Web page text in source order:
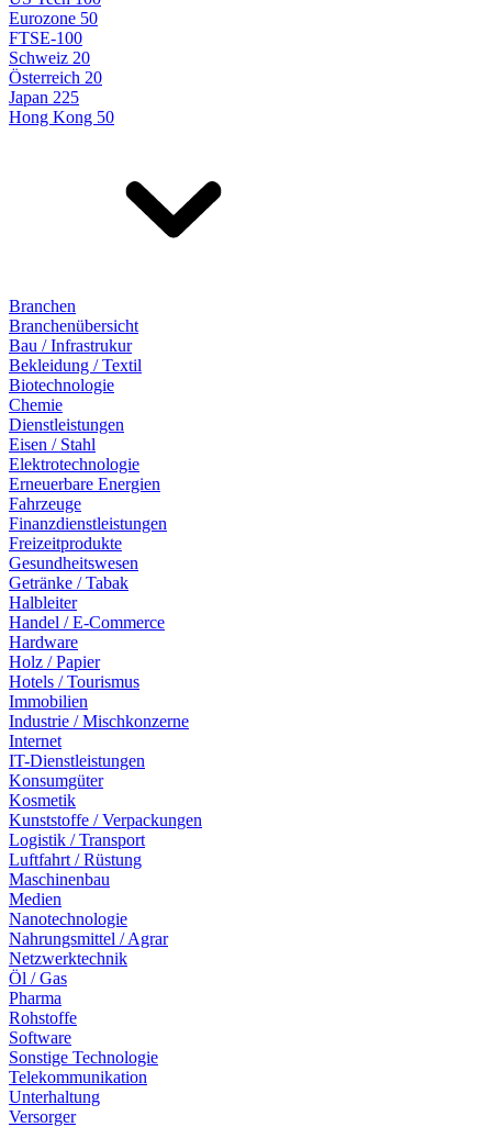
Eurozone 50
FTSE-100
Schweiz 20
Österreich 20
Japan 225
Hong Kong 50
Branchen
Branchenübersicht
Bau / Infrastrukur
Bekleidung / Textil
Biotechnologie
Chemie
Dienstleistungen
Eisen / Stahl
Elektrotechnologie
Erneuerbare Energien
Fahrzeuge
Finanzdienstleistungen
Freizeitprodukte
Gesundheitswesen
Getränke / Tabak
Halbleiter
Handel / E-Commerce
Hardware
Holz / Papier
Hotels / Tourismus
Immobilien
Industrie / Mischkonzerne
Internet
IT-Dienstleistungen
Konsumgüter
Kosmetik
Kunststoffe / Verpackungen
Logistik / Transport
Luftfahrt / Rüstung
Maschinenbau
Medien
Nanotechnologie
Nahrungsmittel / Agrar
Netzwerktechnik
Öl / Gas
Pharma
Rohstoffe
Software
Sonstige Technologie
Telekommunikation
Unterhaltung
Versorger